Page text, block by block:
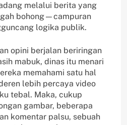
melalui berita yang
bohong—campuran
logika publik.
opini berjalan beriringan
mabuk, dinas itu menari
memahami satu hal
lebih percaya video
tebal. Maka, cukup
gambar, beberapa
komentar palsu, sebuah